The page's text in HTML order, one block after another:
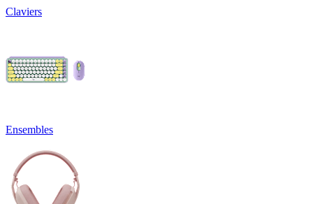
Claviers
Ensembles